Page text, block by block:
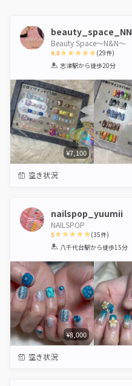
beauty_space_NN
Beauty Space〜N&N〜
4.8
1 2 3 4 5
(29件)
志津駅から徒歩20分
¥7,100
空き状況
nailspop_yuumii
NAILSPOP
5
1 2 3 4 5
(35件)
八千代台駅から徒歩15分
¥8,000
空き状況